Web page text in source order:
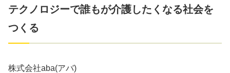
テクノロジーで誰もが介護したくなる社会を
つくる
株式会社aba(アバ)